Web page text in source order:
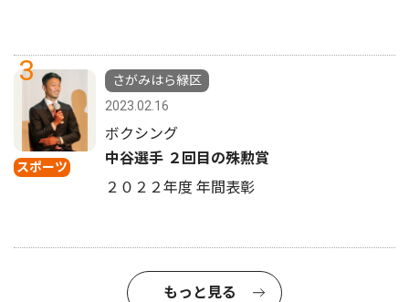
3
スポーツ
さがみはら緑区
2023.02.16
ボクシング
中谷選手 ２回目の殊勲賞
２０２２年度 年間表彰
もっと見る